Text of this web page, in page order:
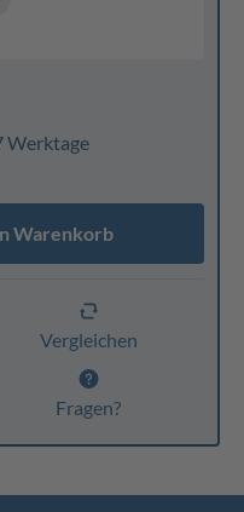
Werktage
Warenkorb
Vergleichen
Fragen?